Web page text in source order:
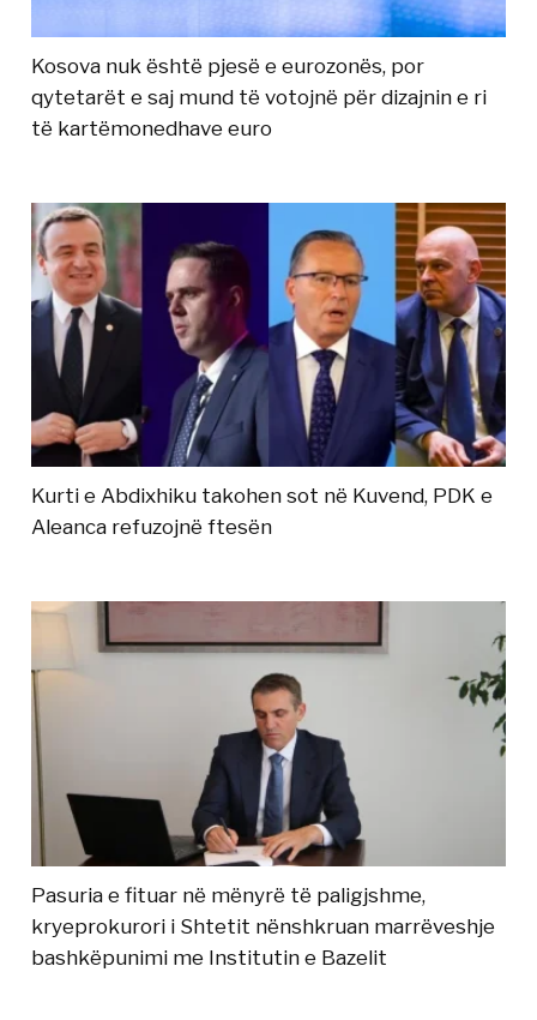
Kosova nuk është pjesë e eurozonës, por
qytetarët e saj mund të votojnë për dizajnin e ri
të kartëmonedhave euro
Kurti e Abdixhiku takohen sot në Kuvend, PDK e
Aleanca refuzojnë ftesën
Pasuria e fituar në mënyrë të paligjshme,
kryeprokurori i Shtetit nënshkruan marrëveshje
bashkëpunimi me Institutin e Bazelit